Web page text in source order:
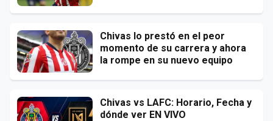
Chivas lo prestó en el peor
momento de su carrera y ahora
la rompe en su nuevo equipo
Chivas vs LAFC: Horario, Fecha y
dónde ver EN VIVO